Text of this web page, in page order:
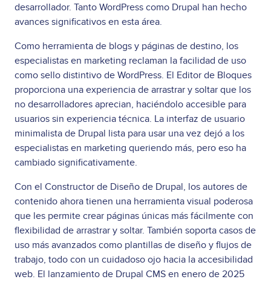
desarrollador. Tanto WordPress como Drupal han hecho
avances significativos en esta área.
Como herramienta de blogs y páginas de destino, los
especialistas en marketing reclaman la facilidad de uso
como sello distintivo de WordPress. El Editor de Bloques
proporciona una experiencia de arrastrar y soltar que los
no desarrolladores aprecian, haciéndolo accesible para
usuarios sin experiencia técnica. La interfaz de usuario
minimalista de Drupal lista para usar una vez dejó a los
especialistas en marketing queriendo más, pero eso ha
cambiado significativamente.
Con el Constructor de Diseño de Drupal, los autores de
contenido ahora tienen una herramienta visual poderosa
que les permite crear páginas únicas más fácilmente con
flexibilidad de arrastrar y soltar. También soporta casos de
uso más avanzados como plantillas de diseño y flujos de
trabajo, todo con un cuidadoso ojo hacia la accesibilidad
web. El lanzamiento de Drupal CMS en enero de 2025